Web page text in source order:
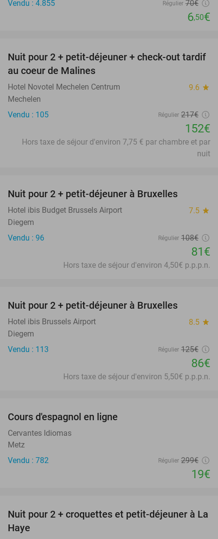
Vendu : 4.855 Régulier 70€
6,50€
30%
Nuit pour 2 + petit-déjeuner + check-out tardif
au coeur de Malines
Hotel Novotel Mechelen Centrum 9.6 star
Mechelen
Vendu : 105
Régulier 217€
152€
Hors taxe de séjour d'environ 7,75 € par chambre et par
nuit
Nuit pour 2 + petit-déjeuner à Bruxelles
Hotel ibis Budget Brussels Airport 7.5 star
Diegem
Vendu : 96
Régulier 108€
81€
Hors taxe de séjour d'environ 4,50€ p.p.p.n.
Nuit pour 2 + petit-déjeuner à Bruxelles
Hotel ibis Brussels Airport 8.5 star
Diegem
Vendu : 113
Régulier 125€
86€
Hors taxe de séjour d'environ 5,50€ p.p.p.n.
Cours d'espagnol en ligne
Cervantes Idiomas
Metz
Vendu : 782
Régulier 299€
19€
41%
Nuit pour 2 + croquettes et petit-déjeuner à La
Haye